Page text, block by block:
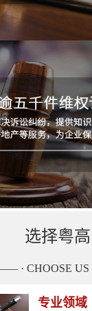
选择粤高
· CHOOSE
专业领域